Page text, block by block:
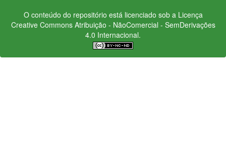
O conteúdo do repositório está licenciado sob a Licença
Creative CommonsAtribuição - NãoComercial - SemDerivações
4.0 Internacional.